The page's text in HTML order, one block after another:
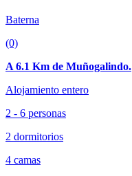
Baterna
(0)
A 6.1 Km de Muñogalindo.
Alojamiento entero
2 - 6 personas
2 dormitorios
4 camas